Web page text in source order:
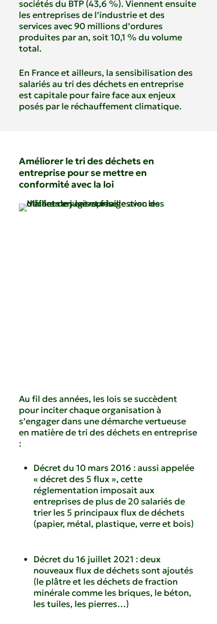
sociétés du BTP (43,6 %). Viennent ensuite
les entreprises de l’industrie et des
services avec 90 millions d’ordures
produites par an, soit 10,1 % du volume
total.
En France et ailleurs, la sensibilisation des
salariés au tri des déchets en entreprise
est capitale pour faire face aux enjeux
posés par le réchauffement climatique.
Améliorer le tri des déchets en
entreprise pour se mettre en
conformité avec la loi
Au fil des années, les lois se succèdent
pour inciter chaque organisation à
s’engager dans une démarche vertueuse
en matière de tri des déchets en entreprise
:
Décret du 10 mars 2016 : aussi appelée
« décret des 5 flux », cette
réglementation imposait aux
entreprises de plus de 20 salariés de
trier les 5 principaux flux de déchets
(papier, métal, plastique, verre et bois)
Décret du 16 juillet 2021 : deux
nouveaux flux de déchets sont ajoutés
(le plâtre et les déchets de fraction
minérale comme les briques, le béton,
les tuiles, les pierres…)